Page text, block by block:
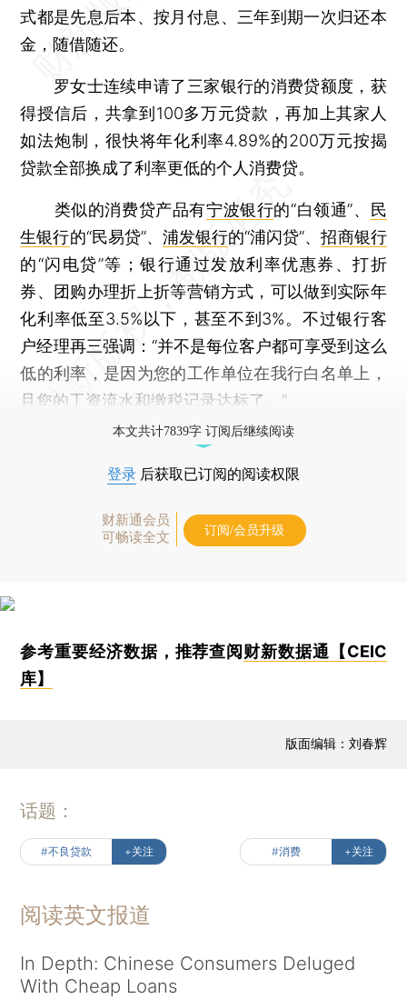
式都是先息后本、按月付息、三年到期一次归还本
金，随借随还。
罗女士连续申请了三家银行的消费贷额度，获
得授信后，共拿到100多万元贷款，再加上其家人
如法炮制，很快将年化利率4.89%的200万元按揭
贷款全部换成了利率更低的个人消费贷。
类似的消费贷产品有宁波银行的“白领通”、 民
生银行的“民易贷”、 浦发银行的“浦闪贷”、招商银行
的“闪电贷”等；银行通过发放利率优惠券、打折
券、团购办理折上折等营销方式，可以做到实际年
化利率低至3.5%以下，甚至不到3%。不过银行客
户经理再三强调：“并不是每位客户都可享受到这么
低的利率，是因为您的工作单位在我行白名单上，
且您的工资流水和缴税记录达标了。”
本文共计7839字 订阅后继续阅读
登录 后获取已订阅的阅读权限
财新通会员
可畅读全文
订阅/会员升级
参考重要经济数据，推荐查阅财新数据通【CEIC
库】
版面编辑：刘春辉
话题：
#不良贷款 +关注 #消费 +关注
阅读英文报道
In Depth: Chinese Consumers Deluged
With Cheap Loans